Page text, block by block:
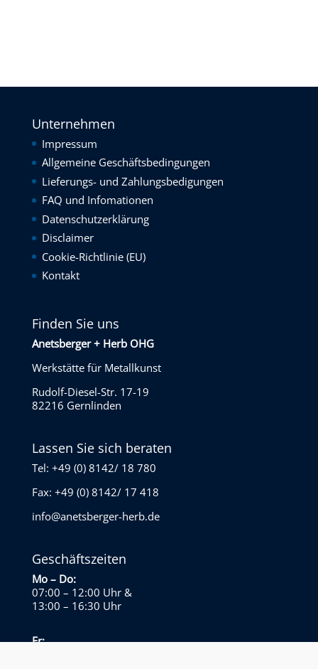
Unternehmen
Impressum
Allgemeine Geschäftsbedingungen
Lieferungs- und Zahlungsbedigungen
FAQ und Infomationen
Datenschutzerklärung
Disclaimer
Cookie-Richtlinie (EU)
Kontakt
Finden Sie uns
Anetsberger + Herb OHG
Werkstätte für Metallkunst
Rudolf-Diesel-Str. 17-19
82216 Gernlinden
Lassen Sie sich beraten
Tel: +49 (0) 8142/ 18 780
Fax: +49 (0) 8142/ 17 418
info@anetsberger-herb.de
Geschäftszeiten
Mo – Do:
07:00 – 12:00 Uhr&
13:00 – 16:30 Uhr
Fr: